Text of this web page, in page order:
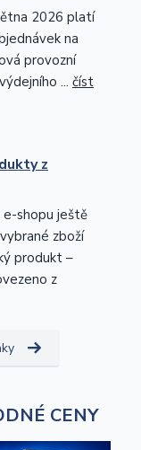
2026 platí
na
provozní
... číst
z
e-shopu ještě
zboží
produkt –
z
CENY